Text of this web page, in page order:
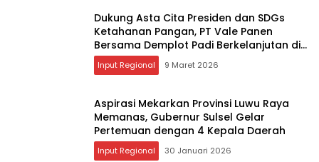
Dukung Asta Cita Presiden dan SDGs
Ketahanan Pangan, PT Vale Panen
Bersama Demplot Padi Berkelanjutan di
Kolaka
Input Regional 9 Maret 2026
Aspirasi Mekarkan Provinsi Luwu Raya
Memanas, Gubernur Sulsel Gelar
Pertemuan dengan 4 Kepala Daerah
Input Regional 30 Januari 2026